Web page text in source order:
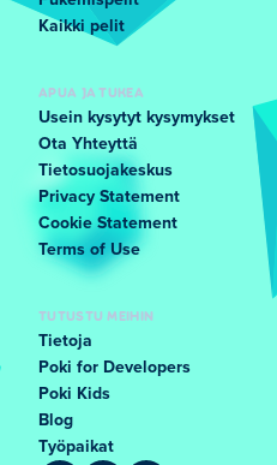
Kaikki pelit
APUA JA TUKEA
Usein kysytyt kysymykset
Ota Yhteyttä
Tietosuojakeskus
Privacy Statement
Cookie Statement
Terms of Use
TUTUSTU MEIHIN
Tietoja
Poki for Developers
Poki Kids
Blog
Työpaikat